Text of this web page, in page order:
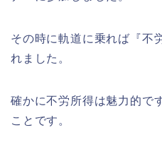
その時に軌道に乗れば『不
れました。
確かに不労所得は魅力的で
ことです。